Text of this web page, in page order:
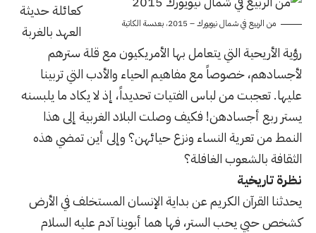
من الربيع في شمال نيويورك – 2015، بعدسة الكاتبة
كعائلة حديثة
العهد بالغربة
رؤية الأريحية التي يتعامل بها الأمريكيون مع قلة سترهم
لأجسادهم، خصوصاً مع مفاهيم الحياء والأدب التي تربينا
عليها. تعجبت من لباس الفتيات تحديداً، إذ لا يكاد ما يلبسنه
يستر ربع أجسادهن! فكيف وصلت البلاد الغربية إلى هذا
النمط من تعرية النساء ونزع حيائهن؟ وإلى أين تمضي هذه
الثقافة بالشعوب الغافلة؟
نظرة تاريخية
يحدثنا القرآن الكريم عن بداية الإنسان المستخلف في الأرض
كشخص حيي يحب الستر، فها هما أبوينا آدم عليه السلام